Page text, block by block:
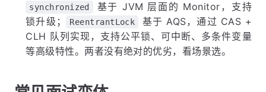
synchronized
基于 JVM 层面的 Monitor，支持
锁升级；
ReentrantLock
基于 AQS，通过 CAS +
CLH 队列实现，支持公平锁、可中断、多条件变量
等高级特性。两者没有绝对的优劣，看场景选。